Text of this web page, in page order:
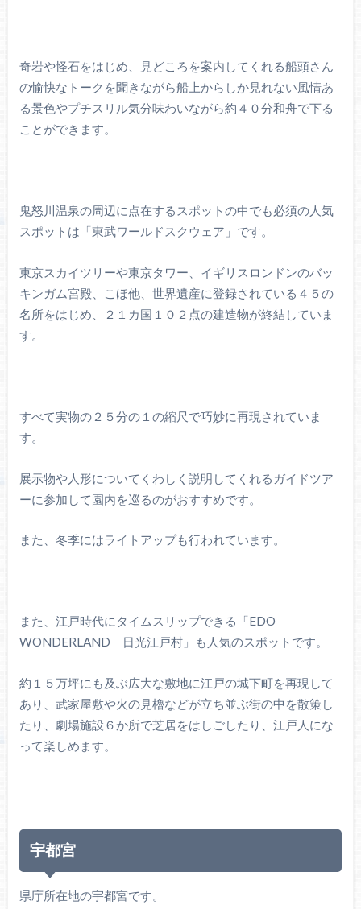
奇岩や怪石をはじめ、見どころを案内してくれる船頭さん
の愉快なトークを聞きながら船上からしか見れない風情あ
る景色やプチスリル気分味わいながら約４０分和舟で下る
ことができます。
鬼怒川温泉の周辺に点在するスポットの中でも必須の人気
スポットは「東武ワールドスクウェア」です。
東京スカイツリーや東京タワー、イギリスロンドンのバッ
キンガム宮殿、こほ他、世界遺産に登録されている４５の
名所をはじめ、２１カ国１０２点の建造物が終結していま
す。
すべて実物の２５分の１の縮尺で巧妙に再現されていま
す。
展示物や人形についてくわしく説明してくれるガイドツア
ーに参加して園内を巡るのがおすすめです。
また、冬季にはライトアップも行われています。
また、江戸時代にタイムスリップできる「EDO
WONDERLAND 日光江戸村」も人気のスポットです。
約１５万坪にも及ぶ広大な敷地に江戸の城下町を再現して
あり、武家屋敷や火の見櫓などが立ち並ぶ街の中を散策し
たり、劇場施設６か所で芝居をはしごしたり、江戸人にな
って楽しめます。
宇都宮
県庁所在地の宇都宮です。